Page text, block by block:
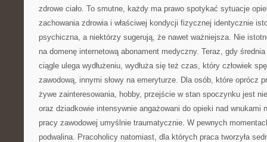
zdrowe ciało. To smutne, każdy ma prawo spotykać sytuacje
zachowania zdrowia i właściwej kondycji fizycznej identycznie
psychiczna, a niektórzy sugerują, że nawet ważniejsza. Nie
na domenę internetową abonament medyczny. Teraz, gdy średnia
ciągle ulega wydłużeniu, wydłuża się też czas, który człowiek
zawodową, innymi słowy na emeryturze. Dla osób, które oprócz
żywe zainteresowania, hobby, przejście w stan spoczynku jest
oraz dziadkowie intensywnie angażowani do opieki nad wnukami
pracy zawodowej umyślnie traumatycznie. W pewnych
podwalina. Pracoholicy natomiast, dla których praca tworzyła